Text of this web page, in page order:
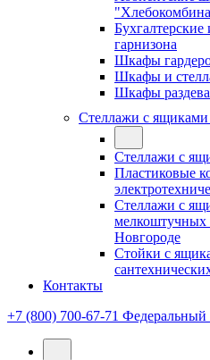
гарнизона
Шкафы
Шкафы и
Шкафы
Стеллажи с ящиками
Стеллажи с
Пластиковые
Стеллажи с
Новгороде
Стойки с
Контакты
+7 (800) 700-67-71 Федеральный